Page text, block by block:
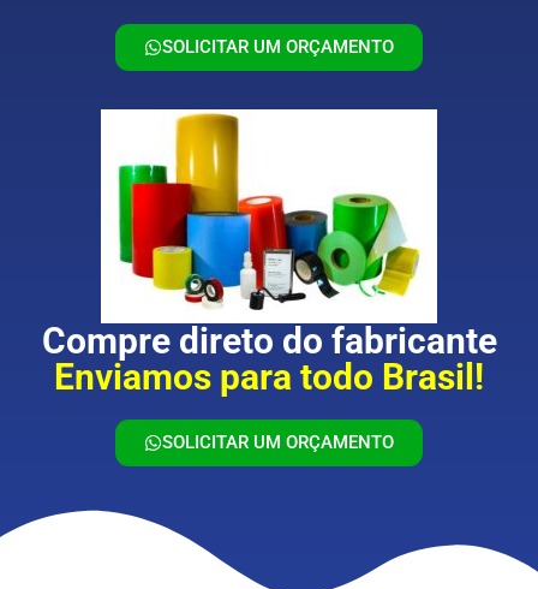
SOLICITAR UM ORÇAMENTO
Compre direto do fabricante
Enviamos para todo Brasil!
SOLICITAR UM ORÇAMENTO